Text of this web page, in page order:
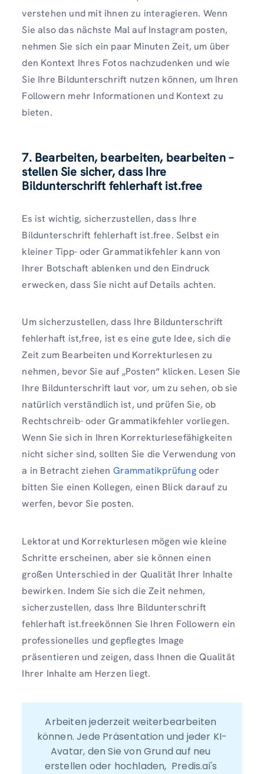
verstehen und mit ihnen zu interagieren. Wenn
Sie also das nächste Mal auf Instagram posten,
nehmen Sie sich ein paar Minuten Zeit, um über
den Kontext Ihres Fotos nachzudenken und wie
Sie Ihre Bildunterschrift nutzen können, um Ihren
Followern mehr Informationen und Kontext zu
bieten.
7. Bearbeiten, bearbeiten, bearbeiten –
stellen Sie sicher, dass Ihre
Bildunterschrift fehlerhaft ist.free
Es ist wichtig, sicherzustellen, dass Ihre
Bildunterschrift fehlerhaft ist.free. Selbst ein
kleiner Tipp- oder Grammatikfehler kann von
Ihrer Botschaft ablenken und den Eindruck
erwecken, dass Sie nicht auf Details achten.
Um sicherzustellen, dass Ihre Bildunterschrift
fehlerhaft ist,free, ist es eine gute Idee, sich die
Zeit zum Bearbeiten und Korrekturlesen zu
nehmen, bevor Sie auf „Posten“ klicken. Lesen Sie
Ihre Bildunterschrift laut vor, um zu sehen, ob sie
natürlich verständlich ist, und prüfen Sie, ob
Rechtschreib- oder Grammatikfehler vorliegen.
Wenn Sie sich in Ihren Korrekturlesefähigkeiten
nicht sicher sind, sollten Sie die Verwendung von
a in Betracht ziehen Grammatikprüfungoder
bitten Sie einen Kollegen, einen Blick darauf zu
werfen, bevor Sie posten.
Lektorat und Korrekturlesen mögen wie kleine
Schritte erscheinen, aber sie können einen
großen Unterschied in der Qualität Ihrer Inhalte
bewirken. Indem Sie sich die Zeit nehmen,
sicherzustellen, dass Ihre Bildunterschrift
fehlerhaft ist.freekönnen Sie Ihren Followern ein
professionelles und gepflegtes Image
präsentieren und zeigen, dass Ihnen die Qualität
Ihrer Inhalte am Herzen liegt.
Arbeiten jederzeit weiterbearbeiten
können. Jede Präsentation und jeder KI-
Avatar, den Sie von Grund auf neu